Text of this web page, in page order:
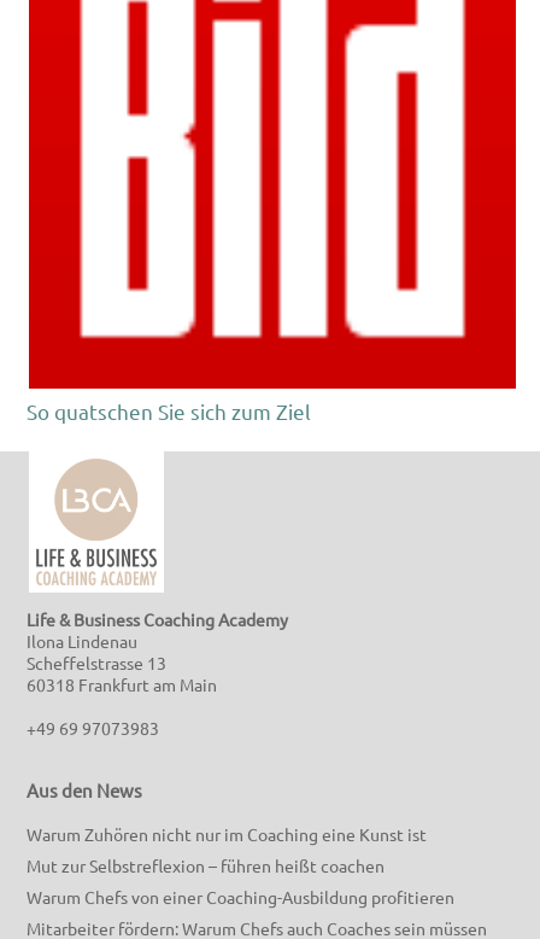
So quatschen Sie sich zum Ziel
Life & Business Coaching Academy
Ilona Lindenau
Scheffelstrasse 13
60318 Frankfurt am Main
+49 69 97073983
Aus den News
Warum Zuhören nicht nur im Coaching eine Kunst ist
Mut zur Selbstreflexion – führen heißt coachen
Warum Chefs von einer Coaching-Ausbildung profitieren
Mitarbeiter fördern: Warum Chefs auch Coaches sein müssen